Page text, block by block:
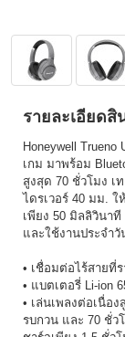
รายละเอียดสิ
Honeywell
เกม มาพร้อม
สูงสุด 70 ชั่วโมง เ
ไดรเวอร์ 40 มม. ใ
เพียง 50 มิลลิวินา
และใช้งานประจำวั
• เชื่อมต่อไร้สายที่
• แบตเตอรี่ Li-ion
• เล่นเพลงต่อเนื่อ
รบกวน และ 70 ชั่ว